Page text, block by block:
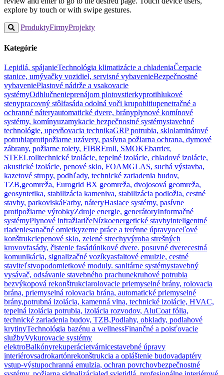
explore by touch or with swipe gestures.
ProduktyFirmyProjekty
Kategórie
Lepidlá, spájanieTechnológia klimatizácie a chladeniaČerpacie
stanice, umývačky vozidiel, servisné vybavenieBezpečnostné
vybaveniePlastové nádrže a vsakovacie
systémyOdhlučnenieprenájom plotovstierkyprotihlukové
stenypracovný stôlfasáda odolná voči krupobitiupenetračné a
ochranné náteryautomatické dvere, brányplynové komínové
systémy, komínyuzamykacie bezpečnostné systémystavebné
technológie, upevňovacia technikaGRP potrubia, sklolaminátové
potrubiaprotipožiarne uzávery, pasívna požiarna ochrana, dymové
zábrany, požiarne rolety, FIBREroll, SMOKEbarrier,
STEELrolltechnické izolácie, tepelné izolácie, chladové izolácie,
akustické izolácie, penové sklo, FOAMGLAS, suchá výstavba,
kazetové stropy, podhľady, technické zariadenia budov,
TZB,geomreža, Eurogrid BX geomreža, dvojosová geomreža,
geosyntetika, stabilizácia kameniva, stabilizácia podložia, cestné
stavby, parkoviskáFarby, náteryHasiace systémy, pasívne
protipožiarne výrobkyZdroje energie, generátoryInformačné
systémyPlynové infražiaričeNízkoenergetické stavbyinteligentné
riadeniesanačné omietkyzeme práce a terénne úpravyoceľové
konštrukciepenové sklo, zelené strechyvýroba strešných
krovovfasády, čistenie fasádúnikové dvere. posuvné dverecestná
komunikácia, signalizačné vozíkyasfaltové emulzie, cestné
staviteľstvopodomietkové moduly. sanitárne systémystavebný
vysávač, odsávanie stavebného prachunekruhové potrubia
bezvýkopová rekonštrukciarolovacie priemyselné brány, rolovacia
brána, priemyselná rolovacia brána, automatické priemyselné
brány,potrubná izolácia, kamenná vlna, technické izolácie, HVAC,
tepelná izolácia potrubia, izolácia rozvodov, AluCoat fólia,
technické zariadenia budov, TZB,Podlahy, obklady, podlahové
krytinyTechnológia bazénu a wellnessFinančné a poisťovacie
službyVykurovacie systémy
elektroBalkónyrekuperácietvárnicestavebné úpravy
interiérovsadrokartónrekonštrukcia a opláštenie budovadaptéry
vstup-výstupochranná emulzia, ochran povrchovbezpečnostné